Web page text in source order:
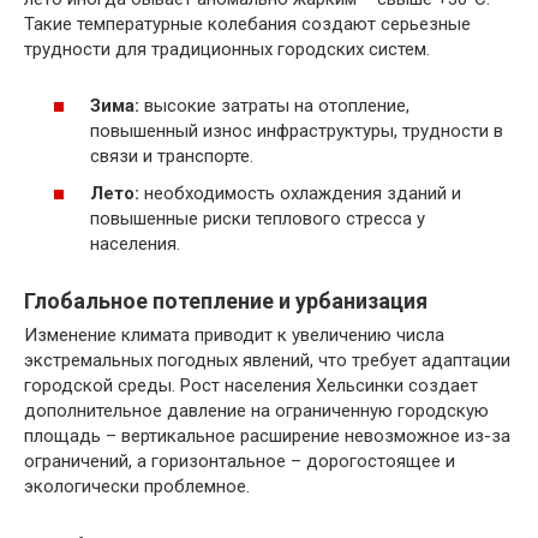
Такие температурные колебания создают серьезные
трудности для традиционных городских систем.
Зима: высокие затраты на отопление,
повышенный износ инфраструктуры, трудности в
связи и транспорте.
Лето: необходимость охлаждения зданий и
повышенные риски теплового стресса у
населения.
Глобальное потепление и урбанизация
Изменение климата приводит к увеличению числа
экстремальных погодных явлений, что требует адаптации
городской среды. Рост населения Хельсинки создает
дополнительное давление на ограниченную городскую
площадь – вертикальное расширение невозможное из-за
ограничений, а горизонтальное – дорогостоящее и
экологически проблемное.